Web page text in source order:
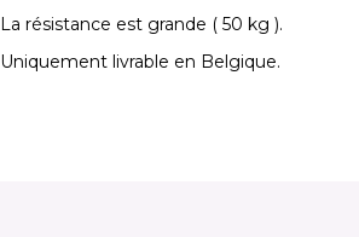
La résistance est grande ( 50 kg ).
Uniquement livrable en Belgique.